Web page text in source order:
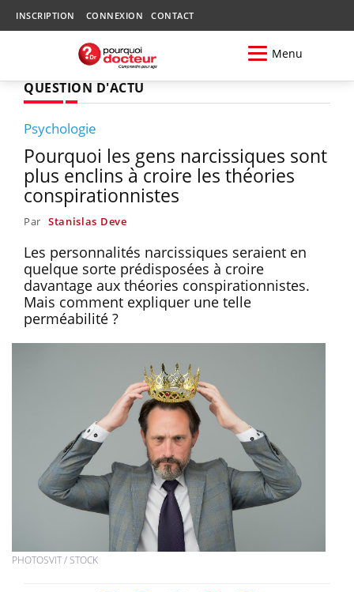
INSCRIPTION CONNEXION CONTACT
Menu
QUESTION D'ACTU
Psychologie
Pourquoi les gens narcissiques sont
plus enclins à croire les théories
conspirationnistes
Par Stanislas Deve
Les personnalités narcissiques seraient en
quelque sorte prédisposées à croire
davantage aux théories conspirationnistes.
Mais comment expliquer une telle
perméabilité ?
PHOTOSVIT / STOCK